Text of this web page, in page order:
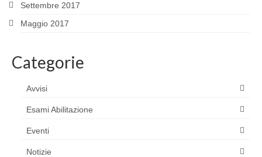
Settembre 2017
Maggio 2017
Categorie
Avvisi
Esami Abilitazione
Eventi
Notizie